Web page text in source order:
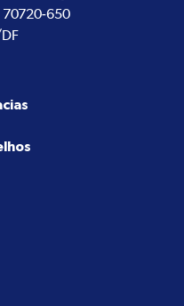
70720-650